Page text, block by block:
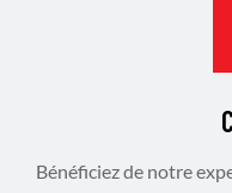
Bénéficiez de notre